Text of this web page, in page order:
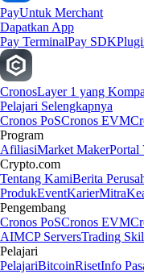
PayUntuk Merchant
Dapatkan App
Pay TerminalPay SDK
CronosLayer 1 yang
Pelajari Selengkapnya
Cronos PoSCronos EVM
Program
AfiliasiMarket MakerPortal
Crypto.com
Tentang KamiBerita
ProdukEventKarierMitra
Pengembang
Cronos PoSCronos EVM
AIMCP ServersTrading
Pelajari
PelajariBitcoinRisetInfo